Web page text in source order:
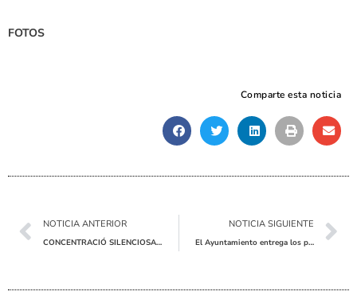
FOTOS
Comparte esta noticia
AntNOTICIA ANTERIOR
CONCENTRACIÓ SILENCIOSA AL PINÓS CONTRA LA VIOLÈNCIA DE GÈNERE
NOTICIA SIGUIENTE
El Ayuntamiento entrega los premios de escaparatismo del Bicentenario